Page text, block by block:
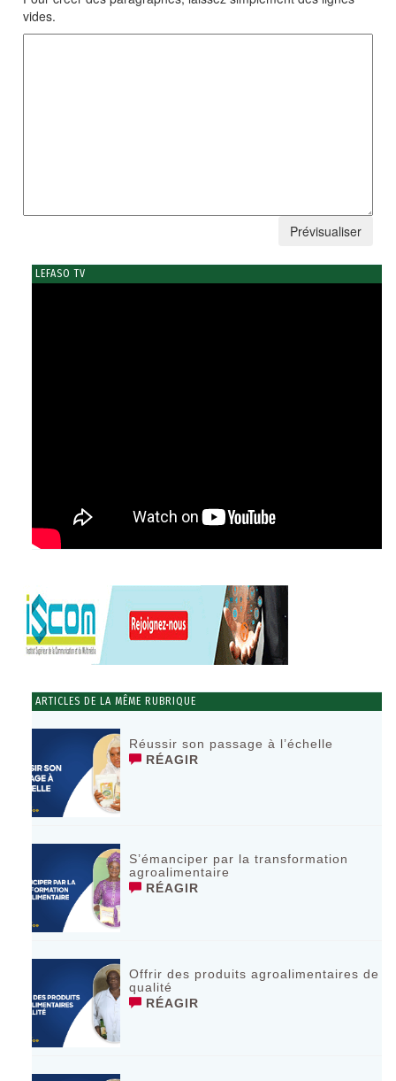
vides.
LEFASO TV
ARTICLES DE LA MÊME RUBRIQUE
Réussir son passage à l’échelle
RÉAGIR
S’émanciper par la transformation
agroalimentaire
RÉAGIR
Offrir des produits agroalimentaires de
qualité
RÉAGIR